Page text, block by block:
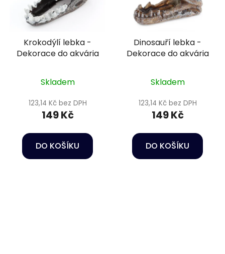
Krokodýlí lebka -
Dekorace do akvária
Skladem
123,14 Kč bez DPH
149 Kč
DO KOŠÍKU
Dinosauří lebka -
Dekorace do akvária
Skladem
123,14 Kč bez DPH
149 Kč
DO KOŠÍKU